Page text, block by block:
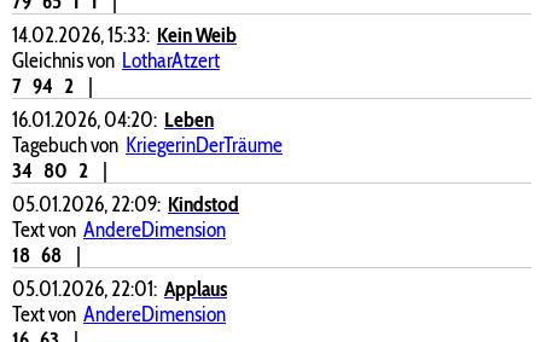
14.02.2026, 15:33: Kein Weib
Gleichnis von LotharAtzert
7 94 2
|
16.01.2026, 04:20: Leben
Tagebuch von KriegerinDerTräume
34 80 2
|
05.01.2026, 22:09: Kindstod
Text von AndereDimension
18 68
|
05.01.2026, 22:01: Applaus
Text von AndereDimension